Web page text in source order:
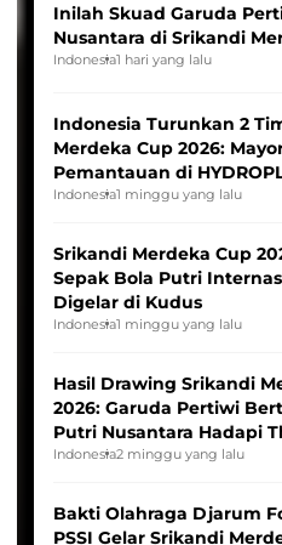
Inilah Skuad Garuda
Nusantara di Srikandi
Indonesia1 hari yang lalu
Indonesia Turunkan 2
Merdeka Cup 2026:
Pemantauan di
League
Indonesia1 minggu yang lalu
Srikandi Merdeka Cup
Sepak Bola Putri
Digelar di Kudus
Indonesia1 minggu yang lalu
Hasil Drawing Srikandi
2026: Garuda Pertiwi
Putri Nusantara Hadapi
Indonesia2 minggu yang lalu
Bakti Olahraga Djarum
PSSI Gelar Srikandi